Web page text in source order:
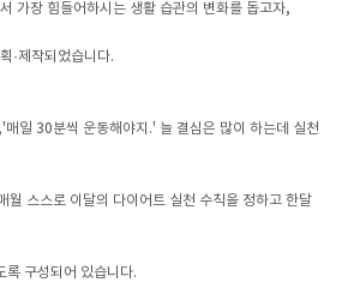
가장 힘들어하시는 생활 습관의 변화를 돕고자,
·제작되었습니다.
일 30분씩 운동해야지.' 늘 결심은 많이 하는데 실천
스스로 이달의 다이어트 실천 수칙을 정하고 한달
록 구성되어 있습니다.